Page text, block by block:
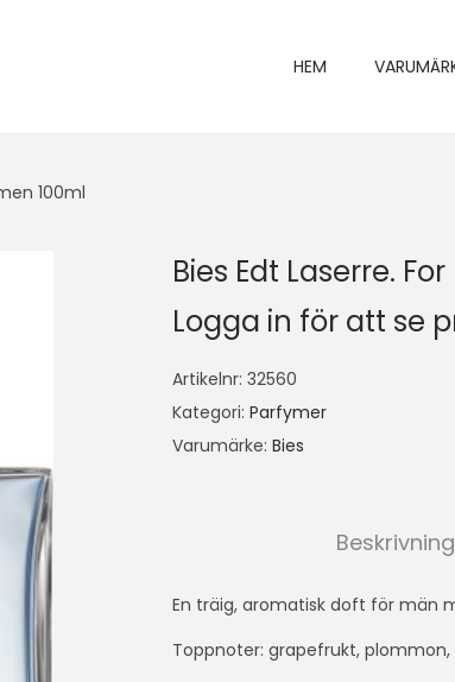
HEM
100ml
Bies Edt Laserre.
Logga in för att se
Artikelnr: 32560
Kategori: Parfymer
Varumärke: Bies
Beskrivning
En träig, aromatisk doft för män
Toppnoter: grapefrukt,